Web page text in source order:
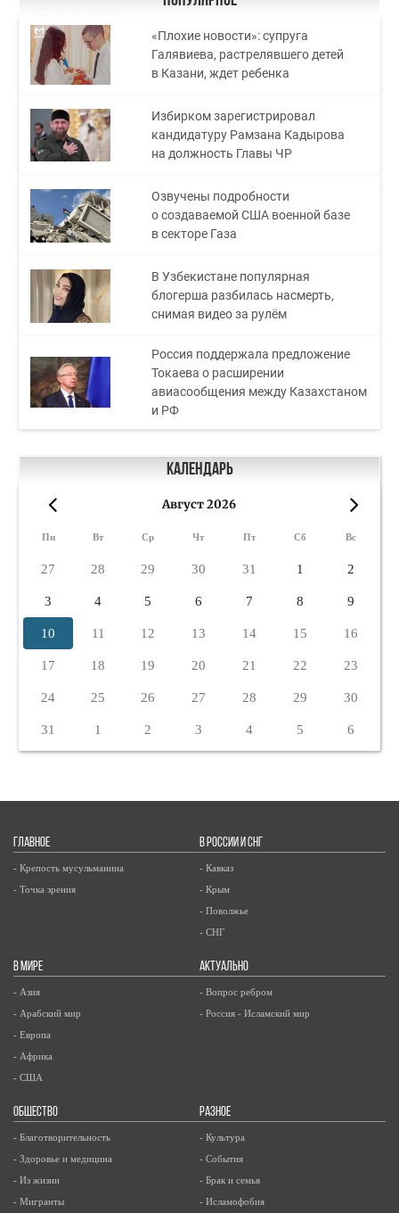
«Плохие новости»: супруга
Галявиева, растрелявшего детей
в Казани, ждет ребенка
Избирком зарегистрировал
кандидатуру Рамзана Кадырова
на должность Главы ЧР
Озвучены подробности
о создаваемой США военной базе
в секторе Газа
В Узбекистане популярная
блогерша разбилась насмерть,
снимая видео за рулём
Россия поддержала предложение
Токаева о расширении
авиасообщения между Казахстаном
и РФ
Календарь
Август 2026
Пн Вт Ср Чт Пт Сб Вс
27 28 29 30 31 1 2
3 4 5 6 7 8 9
10 11 12 13 14 15 16
17 18 19 20 21 22 23
24 25 26 27 28 29 30
31 1 2 3 4 5 6
ГЛАВНОЕ
- Крепость мусульманина
- Точка зрения
В РОССИИ И СНГ
- Кавказ
- Крым
- Поволжье
- СНГ
В МИРЕ
- Азия
- Арабский мир
- Европа
- Африка
- США
АКТУАЛЬНО
- Вопрос ребром
- Россия - Исламский мир
ОБЩЕСТВО
- Благотворительность
- Здоровье и медицина
- Из жизни
- Мигранты
РАЗНОЕ
- Культура
- События
- Брак и семья
- Исламофобия